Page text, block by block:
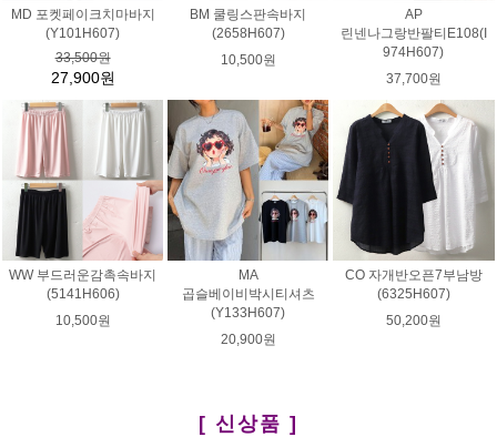
MD 포켓페이크치마바지
(Y101H607)
33,500원
27,900원
BM 쿨링스판속바지
(2658H607)
10,500원
AP
린넨나그랑반팔티E108(I
974H607)
37,700원
WW 부드러운감촉속바지
(5141H606)
10,500원
MA
곱슬베이비박시티셔츠
(Y133H607)
20,900원
CO 자개반오픈7부남방
(6325H607)
50,200원
[ 신상품 ]